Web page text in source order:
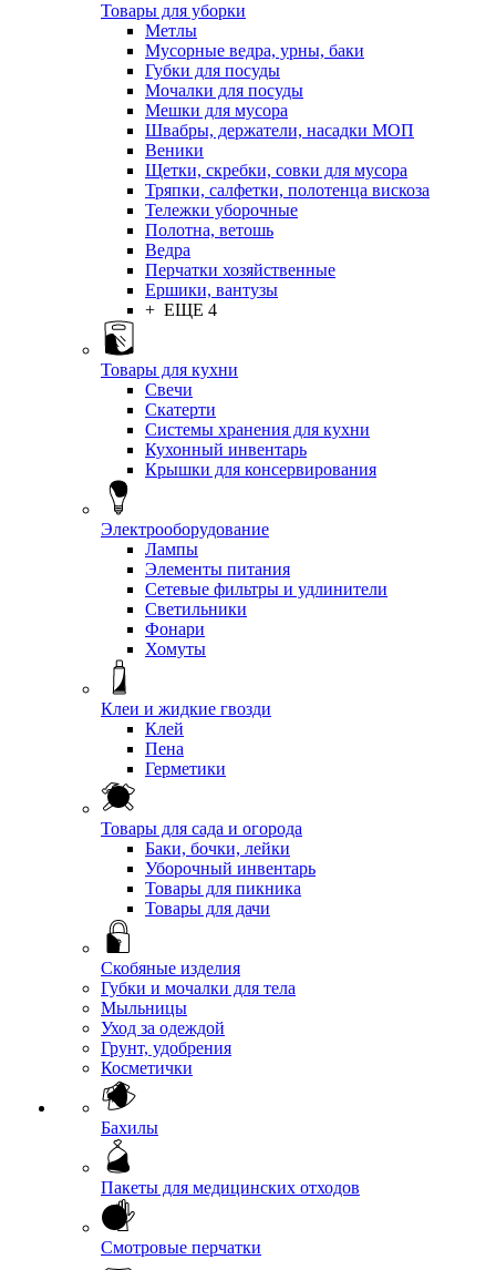
Товары для уборки
Метлы
Мусорные ведра, урны, баки
Губки для посуды
Мочалки для посуды
Мешки для мусора
Швабры, держатели, насадки МОП
Веники
Щетки, скребки, совки для мусора
Тряпки, салфетки, полотенца вискоза
Тележки уборочные
Полотна, ветошь
Ведра
Перчатки хозяйственные
Ершики, вантузы
+ ЕЩЕ 4
Товары для кухни
Свечи
Скатерти
Системы хранения для кухни
Кухонный инвентарь
Крышки для консервирования
Электрооборудование
Лампы
Элементы питания
Сетевые фильтры и удлинители
Светильники
Фонари
Хомуты
Клеи и жидкие гвозди
Клей
Пена
Герметики
Товары для сада и огорода
Баки, бочки, лейки
Уборочный инвентарь
Товары для пикника
Товары для дачи
Скобяные изделия
Губки и мочалки для тела
Мыльницы
Уход за одеждой
Грунт, удобрения
Косметички
Бахилы
Пакеты для медицинских отходов
Смотровые перчатки